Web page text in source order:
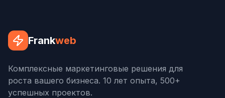
ВЕБ-АНАЛИТИКА
Google Analytics
Яндекс.Метрика
Настройка систем аналитики
Frankweb
Комплексные маркетинговые решения для
роста вашего бизнеса. 10 лет опыта, 500+
успешных проектов.